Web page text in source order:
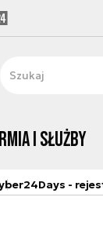
i Służby
-